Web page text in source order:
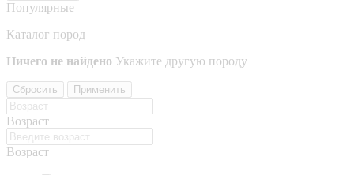
Популярные
Каталог пород
Ничего не найдено Укажите другую породу
Сбросить Применить
Возраст
Возраст